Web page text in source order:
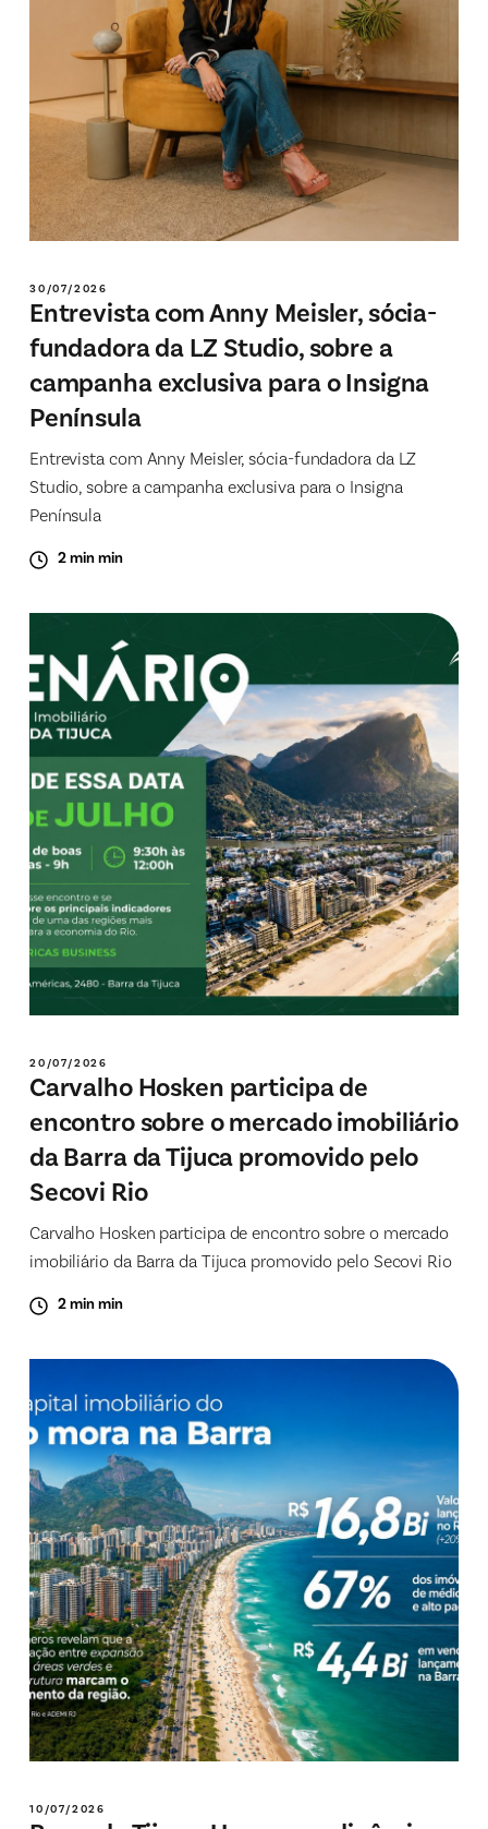
30/07/2026
Entrevista com Anny Meisler, sócia-
fundadora da LZ Studio, sobre a
campanha exclusiva para o Insigna
Península
Entrevista com Anny Meisler, sócia-fundadora da LZ
Studio, sobre a campanha exclusiva para o Insigna
Península
2 min min
20/07/2026
Carvalho Hosken participa de
encontro sobre o mercado imobiliário
da Barra da Tijuca promovido pelo
Secovi Rio
Carvalho Hosken participa de encontro sobre o mercado
imobiliário da Barra da Tijuca promovido pelo Secovi Rio
2 min min
10/07/2026